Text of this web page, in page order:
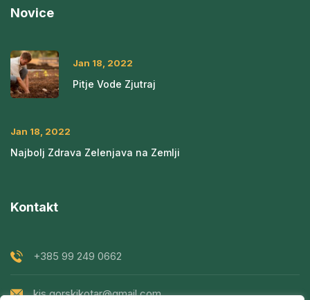
Novice
Jan 18, 2022
Pitje Vode Zjutraj
Jan 18, 2022
Najbolj Zdrava Zelenjava na Zemlji
Kontakt
+385 99 249 0662
kis.gorskikotar@gmail.com